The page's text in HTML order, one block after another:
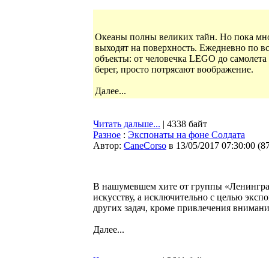
Океаны полны великих тайн. Но пока
выходят на поверхность. Ежедневно по
объекты: от человечка LEGO до
берег, просто потрясают воображение.
Далее...
Читать дальше... | 4338 байт
Разное : Экспонаты на фоне Солдата
Автор: CaneCorso в 13/05/2017 07:30:00 (
В нашумевшем хите от группы
искусству, а исключительно с целью
других задач, кроме привлечения
Далее...